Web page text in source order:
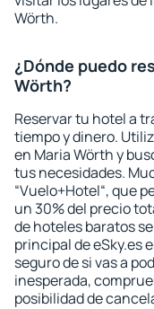
Wörth.
¿Dónde puedo
Wörth?
Reservar tu hotel a
tiempo y dinero.
en Maria Wörth y
tus necesidades.
“Vuelo+Hotel“, que
un 30% del precio
de hoteles baratos
principal de eSky.es
seguro de si vas a
inesperada,
posibilidad de